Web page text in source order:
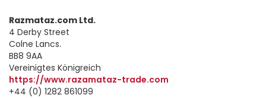
Razmataz.com Ltd.
4 Derby Street
Colne Lancs.
BB8 9AA
Vereinigtes Königreich
https://www.razamataz-trade.com
+44 (0) 1282 861099